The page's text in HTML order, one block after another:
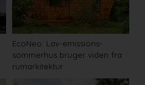
EcoNeo: Lav-emissions-
sommerhus bruger viden fra
rumarkitektur